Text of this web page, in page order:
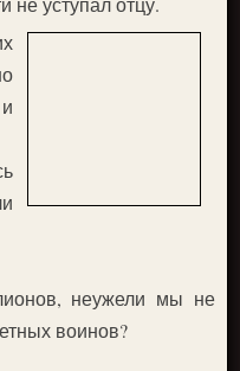
неужели мы не
воинов?